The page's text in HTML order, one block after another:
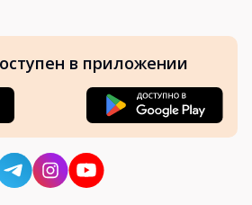
в приложении